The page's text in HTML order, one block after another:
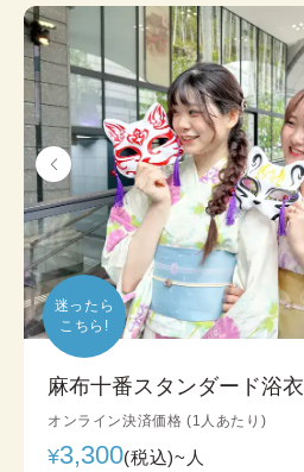
迷ったら
こちら!
麻布十番スタンダード浴
オンライン決済価格 (1人あたり)
¥3,300(税込)~ 人